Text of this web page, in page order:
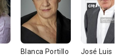
Blanca Portillo
José Luis